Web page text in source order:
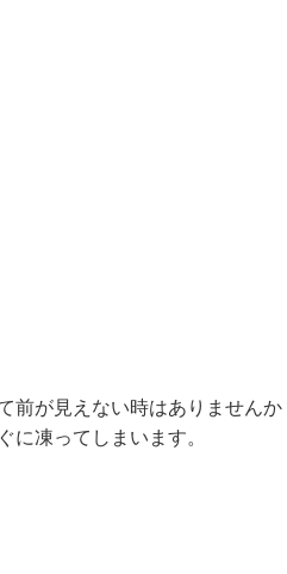
が見えない時はありません
凍ってしまいます。